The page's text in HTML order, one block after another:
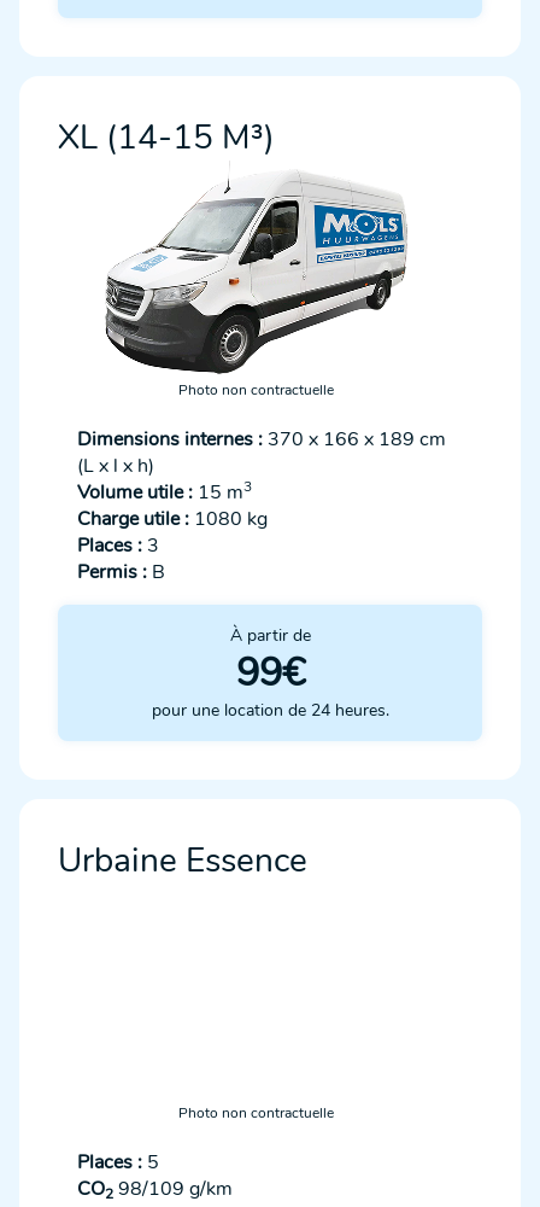
XL (14-15 M³)
Photo non contractuelle
Dimensions internes : 370 x 166 x 189 cm
(L x l x h)
Volume utile : 15 m3
Charge utile : 1080 kg
Places : 3
Permis : B
À partir de
99€
pour une location de 24 heures.
Urbaine Essence
Photo non contractuelle
Places : 5
CO2 98/109 g/km